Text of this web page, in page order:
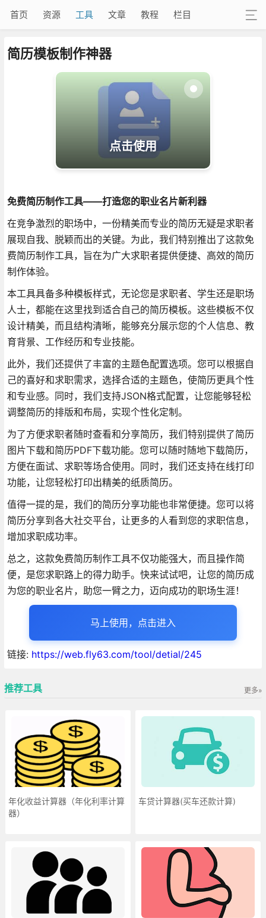
首页 资源 工具 文章 教程 栏目
简历模板制作神器
点击使用
免费简历制作工具——打造您的职业名片新利器
在竞争激烈的职场中，一份精美而专业的简历无疑是求职者
展现自我、脱颖而出的关键。为此，我们特别推出了这款免
费简历制作工具，旨在为广大求职者提供便捷、高效的简历
制作体验。
本工具具备多种模板样式，无论您是求职者、学生还是职场
人士，都能在这里找到适合自己的简历模板。这些模板不仅
设计精美，而且结构清晰，能够充分展示您的个人信息、教
育背景、工作经历和专业技能。
此外，我们还提供了丰富的主题色配置选项。您可以根据自
己的喜好和求职需求，选择合适的主题色，使简历更具个性
和专业感。同时，我们支持JSON格式配置，让您能够轻松
调整简历的排版和布局，实现个性化定制。
为了方便求职者随时查看和分享简历，我们特别提供了简历
图片下载和简历PDF下载功能。您可以随时随地下载简历，
方便在面试、求职等场合使用。同时，我们还支持在线打印
功能，让您轻松打印出精美的纸质简历。
值得一提的是，我们的简历分享功能也非常便捷。您可以将
简历分享到各大社交平台，让更多的人看到您的求职信息，
增加求职成功率。
总之，这款免费简历制作工具不仅功能强大，而且操作简
便，是您求职路上的得力助手。快来试试吧，让您的简历成
为您的职业名片，助您一臂之力，迈向成功的职场生涯！
马上使用，点击进入
链接: https://web.fly63.com/tool/detial/245
推荐工具 更多»
年化收益计算器（年化利率计算
器）
车贷计算器(买车还款计算)